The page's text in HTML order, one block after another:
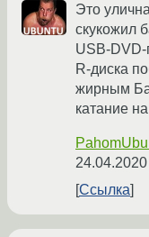
Это
скукожил
USB-DVD-
R-диска
жирным
катание
Ссылка